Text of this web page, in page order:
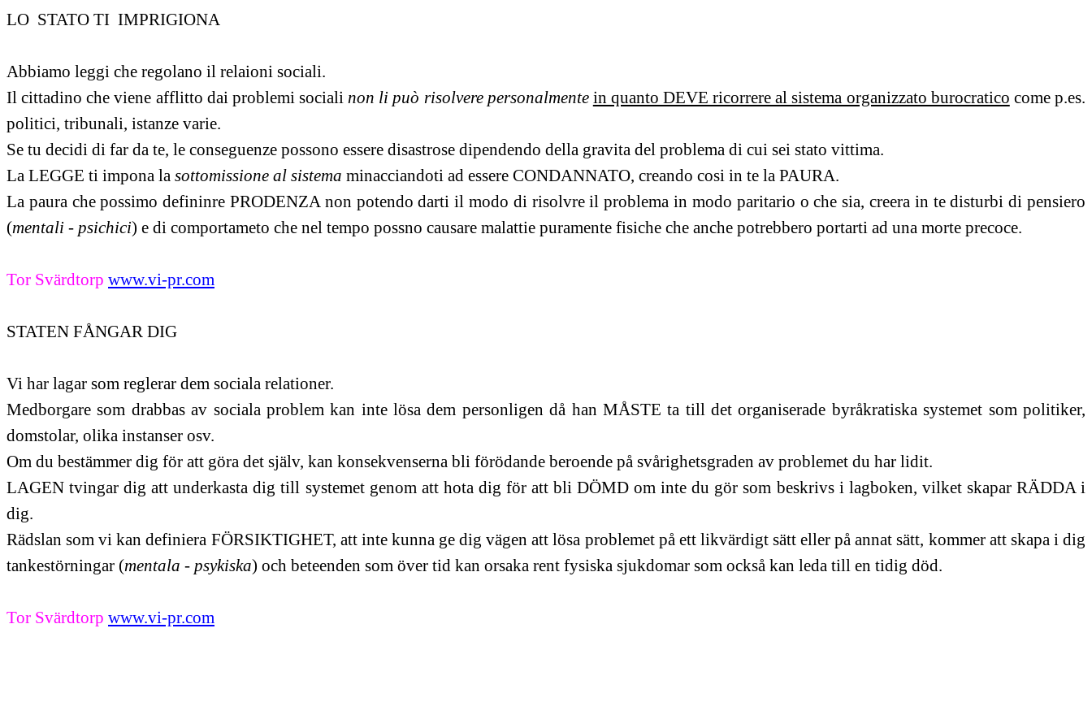
LO STATO TI IMPRIGIONA
Abbiamo leggi che regolano il relaioni sociali.
Il cittadino che viene afflitto dai problemi socialinon li può risolvere personalmente in quanto DEVE ricorrere al sistema organizzato burocratico come p.es.
politici, tribunali, istanze varie.
Se tu decidi di far da te, le conseguenze possono essere disastrose dipendendo della gravita del problema di cui sei stato vittima.
La LEGGE ti impona la sottomissione al sistema minacciandoti ad essere CONDANNATO, creando cosi in te la PAURA.
La paura che possimo defininre PRODENZA non potendo darti il modo di risolvre il problema in modo paritario o che sia, creera in te disturbi di pensiero
(mentali - psichici) e di comportameto che nel tempo possno causare malattie puramente fisiche che anche potrebbero portarti ad una morte precoce.
Tor Svärdtorp www.vi-pr.com
STATEN FÅNGAR DIG
Vi har lagar som reglerar dem sociala relationer.
Medborgare som drabbas av sociala problem kan inte lösa dem personligen då han MÅSTE ta till det organiserade byråkratiska systemet som politiker,
domstolar, olika instanser osv.
Om du bestämmer dig för att göra det själv, kan konsekvenserna bli förödande beroende på svårighetsgraden av problemet du har lidit.
LAGEN tvingar dig att underkasta dig till systemet genom att hota dig för att bli DÖMD om inte du gör som beskrivs i lagboken, vilket skapar RÄDDA i
dig.
Rädslan som vi kan definiera FÖRSIKTIGHET, att inte kunna ge dig vägen att lösa problemet på ett likvärdigt sätt eller på annat sätt, kommer att skapa i dig
tankestörningar (mentala - psykiska) och beteenden som över tid kan orsaka rent fysiska sjukdomar som också kan leda till en tidig död.
Tor Svärdtorp www.vi-pr.com